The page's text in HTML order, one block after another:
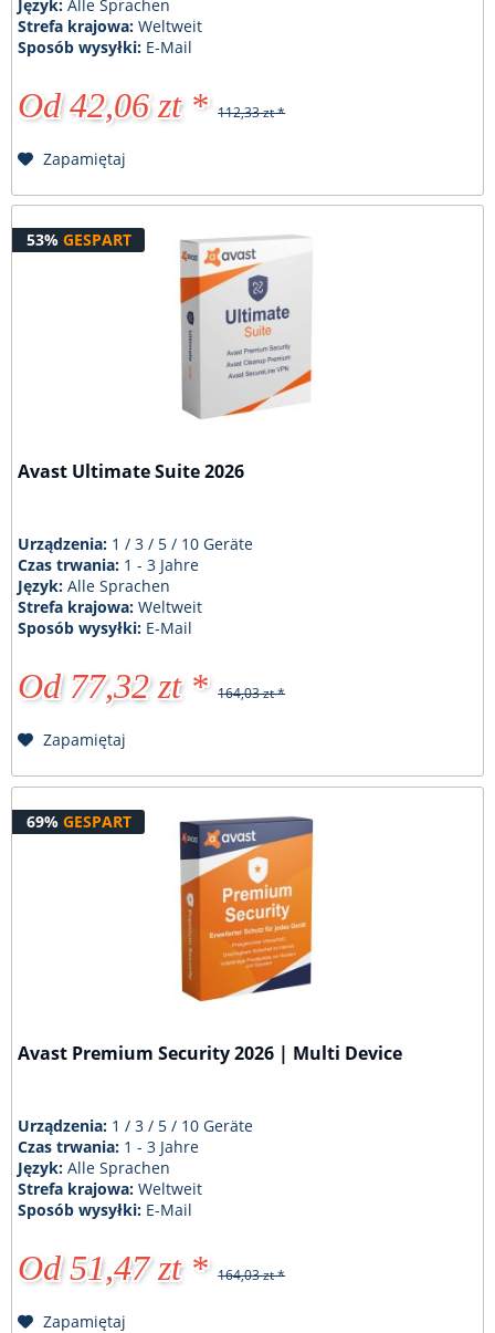
Język:Alle Sprachen
Strefa krajowa:Weltweit
Sposób wysyłki: E-Mail
Od 42,06 zt * 112,33 zt *
Zapamiętaj
53% GESPART
Avast Ultimate Suite 2026
Urządzenia: 1 / 3 / 5 / 10 Geräte
Czas trwania: 1 - 3 Jahre
Język:Alle Sprachen
Strefa krajowa:Weltweit
Sposób wysyłki: E-Mail
Od 77,32 zt * 164,03 zt *
Zapamiętaj
69% GESPART
Avast Premium Security 2026 | Multi Device
Urządzenia: 1 / 3 / 5 / 10 Geräte
Czas trwania: 1 - 3 Jahre
Język:Alle Sprachen
Strefa krajowa:Weltweit
Sposób wysyłki: E-Mail
Od 51,47 zt * 164,03 zt *
Zapamiętaj